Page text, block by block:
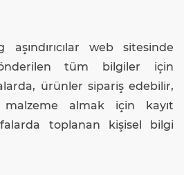
web sitesinde
tüm bilgiler için
ürünler sipariş edebilir,
almak için kayıt
toplanan kişisel bilgi